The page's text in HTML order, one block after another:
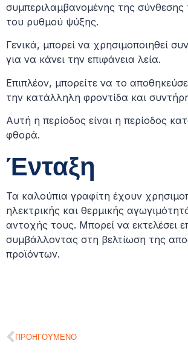
συμπεριλαμβανομένης της
του ρυθμού ψύξης.
Γενικά, μπορεί να χρησιμοποιηθεί
για να κάνει την επιφάνεια λεία.
Επιπλέον, μπορείτε να το
την κατάλληλη φροντίδα και
Αυτή η περίοδος είναι η περίοδος
φθορά.
Ένταξη
Τα καλούπια γραφίτη έχουν
ηλεκτρικής και θερμικής
αντοχής τους. Μπορεί να εκτελέσει
συμβάλλοντας στη βελτίωση της
προϊόντων.
ΠΡΟΗΓΟΎΜΕΝΟ